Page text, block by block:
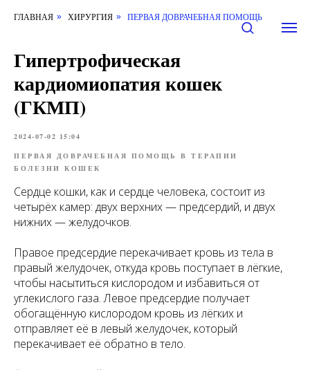
ГЛАВНАЯ » ХИРУРГИЯ » ПЕРВАЯ ДОВРАЧЕБНАЯ ПОМОЩЬ
Гипертрофическая
кардиомиопатия кошек
(ГКМП)
2024-07-02 15:04
ПЕРВАЯ ДОВРАЧЕБНАЯ ПОМОЩЬ В ТЕРАПИИ
БОЛЕЗНИ КОШЕК
Сердце кошки, как и сердце человека, состоит из
четырёх камер: двух верхних — предсердий, и двух
нижних — желудочков.
Правое предсердие перекачивает кровь из тела в
правый желудочек, откуда кровь поступает в лёгкие,
чтобы насытиться кислородом и избавиться от
углекислого газа. Левое предсердие получает
обогащённую кислородом кровь из лёгких и
отправляет её в левый желудочек, который
перекачивает её обратно в тело.